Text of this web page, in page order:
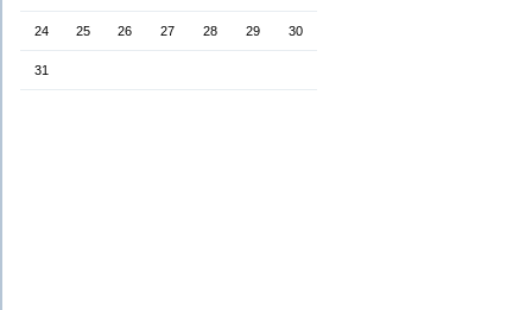
24 25 26 27 28 29 30
31